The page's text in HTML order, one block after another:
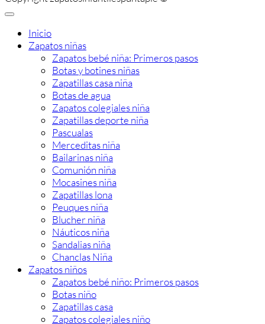
Inicio
Zapatos niñas
Zapatos bebé niña: Primeros pasos
Botas y botines niñas
Zapatillas casa niña
Botas de agua
Zapatos colegiales niña
Zapatillas deporte niña
Pascualas
Merceditas niña
Bailarinas niña
Comunión niña
Mocasines niña
Zapatillas lona
Peuques niña
Blucher niña
Náuticos niña
Sandalias niña
Chanclas Niña
Zapatos niños
Zapatos bebé niño: Primeros pasos
Botas niño
Zapatillas casa
Zapatos colegiales niño